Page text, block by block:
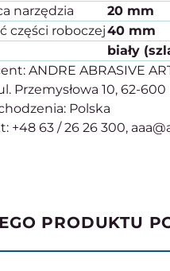
narzędzia
20 mm
części roboczej40 mm
biały
ANDRE ABRASIVE
Przemysłowa 10, 62-600
Polska
+48 63 / 26 26 300,
PRODUKTU